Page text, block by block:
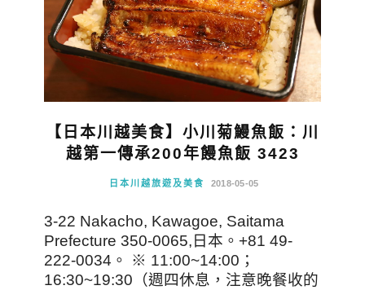
【日本川越美食】小川菊鰻魚飯：川
越第一傳承200年饅魚飯 3423
日本川越旅遊及美食 2018-05-05
3-22 Nakacho, Kawagoe, Saitama
Prefecture 350-0065,日本。+81 49-
222-0034。 ※ 11:00~14:00；
16:30~19:30（週四休息，注意晚餐收的